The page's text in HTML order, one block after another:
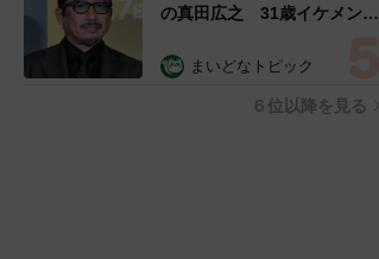
の真田広之 31歳イケメン俳
「ガチヒロさんそっくり」
まいどなトピック
６位以降を見る